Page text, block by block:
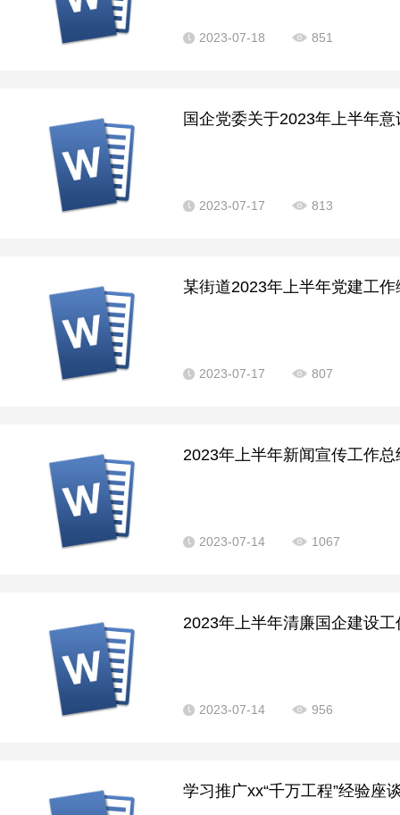
2023-07-18 851
国企党委关于2023年上半年
2023-07-17 813
某街道2023年上半年党建工作
2023-07-17 807
2023年上半年新闻宣传工作
2023-07-14 1067
2023年上半年清廉国企建设
2023-07-14 956
学习推广xx“千万工程”经验座